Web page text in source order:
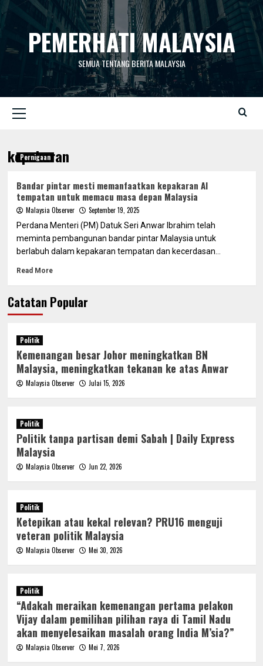
Skip
contentPEMERHATI MALAYSIA
SEMUA TENTANG BERITA MALAYSIA
Menu
kepakaran
Pernigaan
Bandar pintar mesti memanfaatkan kepakaran AI
tempatan untuk memacu masa depan Malaysia
Malaysia Observer
September 19, 2025
Perdana Menteri (PM) Datuk Seri Anwar Ibrahim telah
meminta pembangunan bandar pintar Malaysia untuk
berlabuh dalam kepakaran tempatan dan kecerdasan...
Read More
Catatan Popular
Politik
Kemenangan besar Johor meningkatkan BN
Malaysia, meningkatkan tekanan ke atas Anwar
Malaysia Observer Julai 15, 2026
Politik
Politik tanpa partisan demi Sabah | Daily Express
Malaysia
Malaysia Observer Jun 22, 2026
Politik
Ketepikan atau kekal relevan? PRU16 menguji
veteran politik Malaysia
Malaysia Observer Mei 30, 2026
Politik
“Adakah meraikan kemenangan pertama pelakon
Vijay dalam pemilihan pilihan raya di Tamil Nadu
akan menyelesaikan masalah orang India M’sia?”
Malaysia Observer Mei 7, 2026